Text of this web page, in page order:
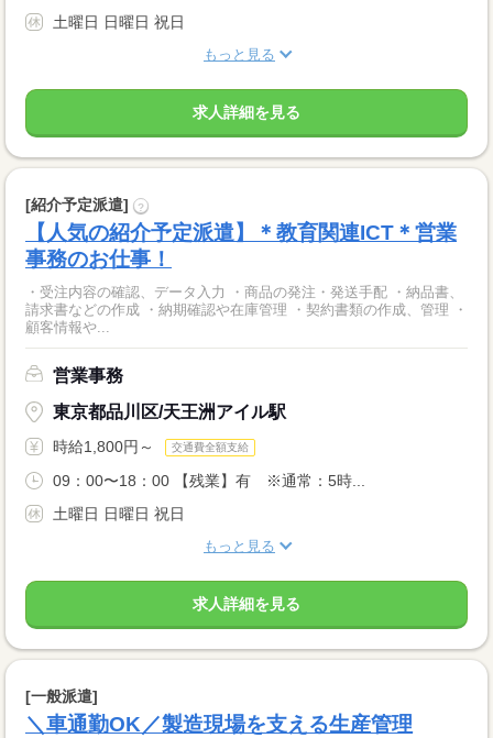
土曜日 日曜日 祝日
もっと見る
求人詳細を見る
[紹介予定派遣] ?
【人気の紹介予定派遣】＊教育関連ICT＊営業
事務のお仕事！
・受注内容の確認、データ入力 ・商品の発注・発送手配 ・納品書、
請求書などの作成 ・納期確認や在庫管理 ・契約書類の作成、管理 ・
顧客情報や...
営業事務
東京都品川区/天王洲アイル駅
時給1,800円～ 交通費全額支給
09：00〜18：00 【残業】有 ※通常：5時...
土曜日 日曜日 祝日
もっと見る
求人詳細を見る
[一般派遣]
＼車通勤OK／製造現場を支える生産管理